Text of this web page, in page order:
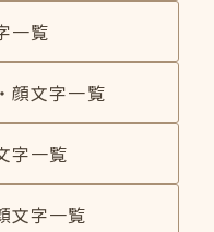
一覧
顔文字一覧
字一覧
文字一覧